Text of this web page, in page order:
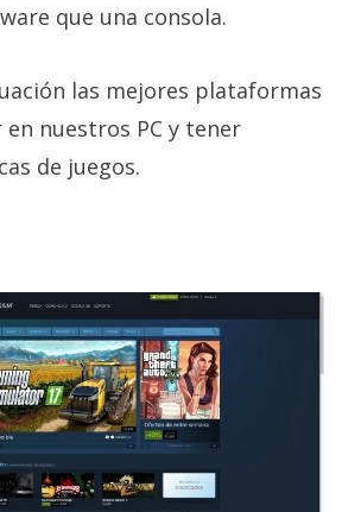
que una consola.
las mejores plataformas
nuestros PC y tener
de juegos.